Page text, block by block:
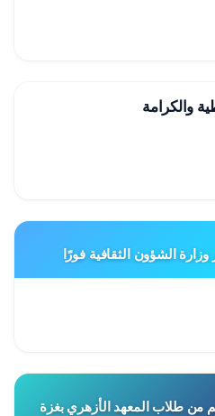
والكرامة
الشؤون الثقافية فورًا
من طلاب المعهد الأزهري بغزة